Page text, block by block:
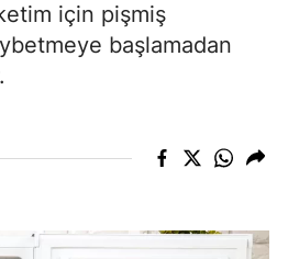
için pişmiş
başlamadan